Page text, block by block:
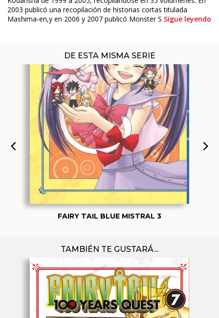
2003 publicó una recopilación de historias cortas titulada
Mashima‐en,y en 2006 y 2007 publicó Monster S Sigue leyendo
DE ESTA MISMA SERIE
FAIRY TAIL BLUE MISTRAL 3
TAMBIÉN TE GUSTARÁ...